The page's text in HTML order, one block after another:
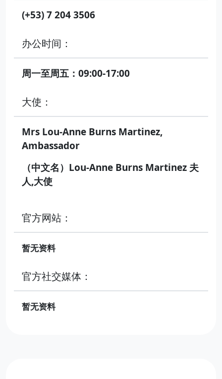
(+53) 7 204 3506
办公时间：
周一至周五：09:00-17:00
大使：
Mrs Lou-Anne Burns Martinez,
Ambassador
（中文名）Lou-Anne Burns Martinez 夫
人,大使
官方网站：
暂无资料
官方社交媒体：
暂无资料